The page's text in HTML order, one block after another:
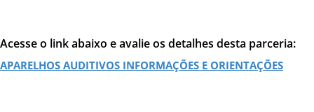
Acesse o link abaixo e avalie os detalhes desta parceria:
APARELHOS AUDITIVOS INFORMAÇÕES E ORIENTAÇÕES